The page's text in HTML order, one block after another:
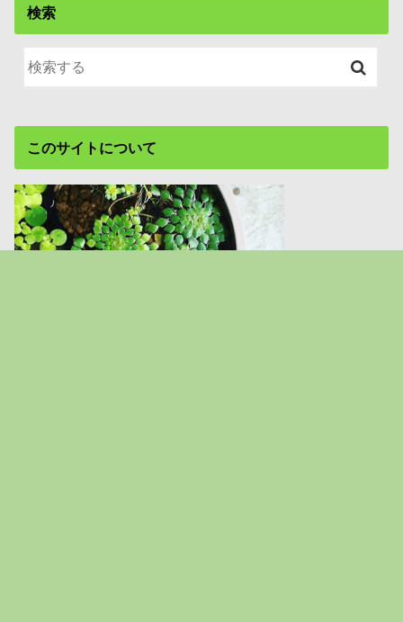
検索
このサイトについて